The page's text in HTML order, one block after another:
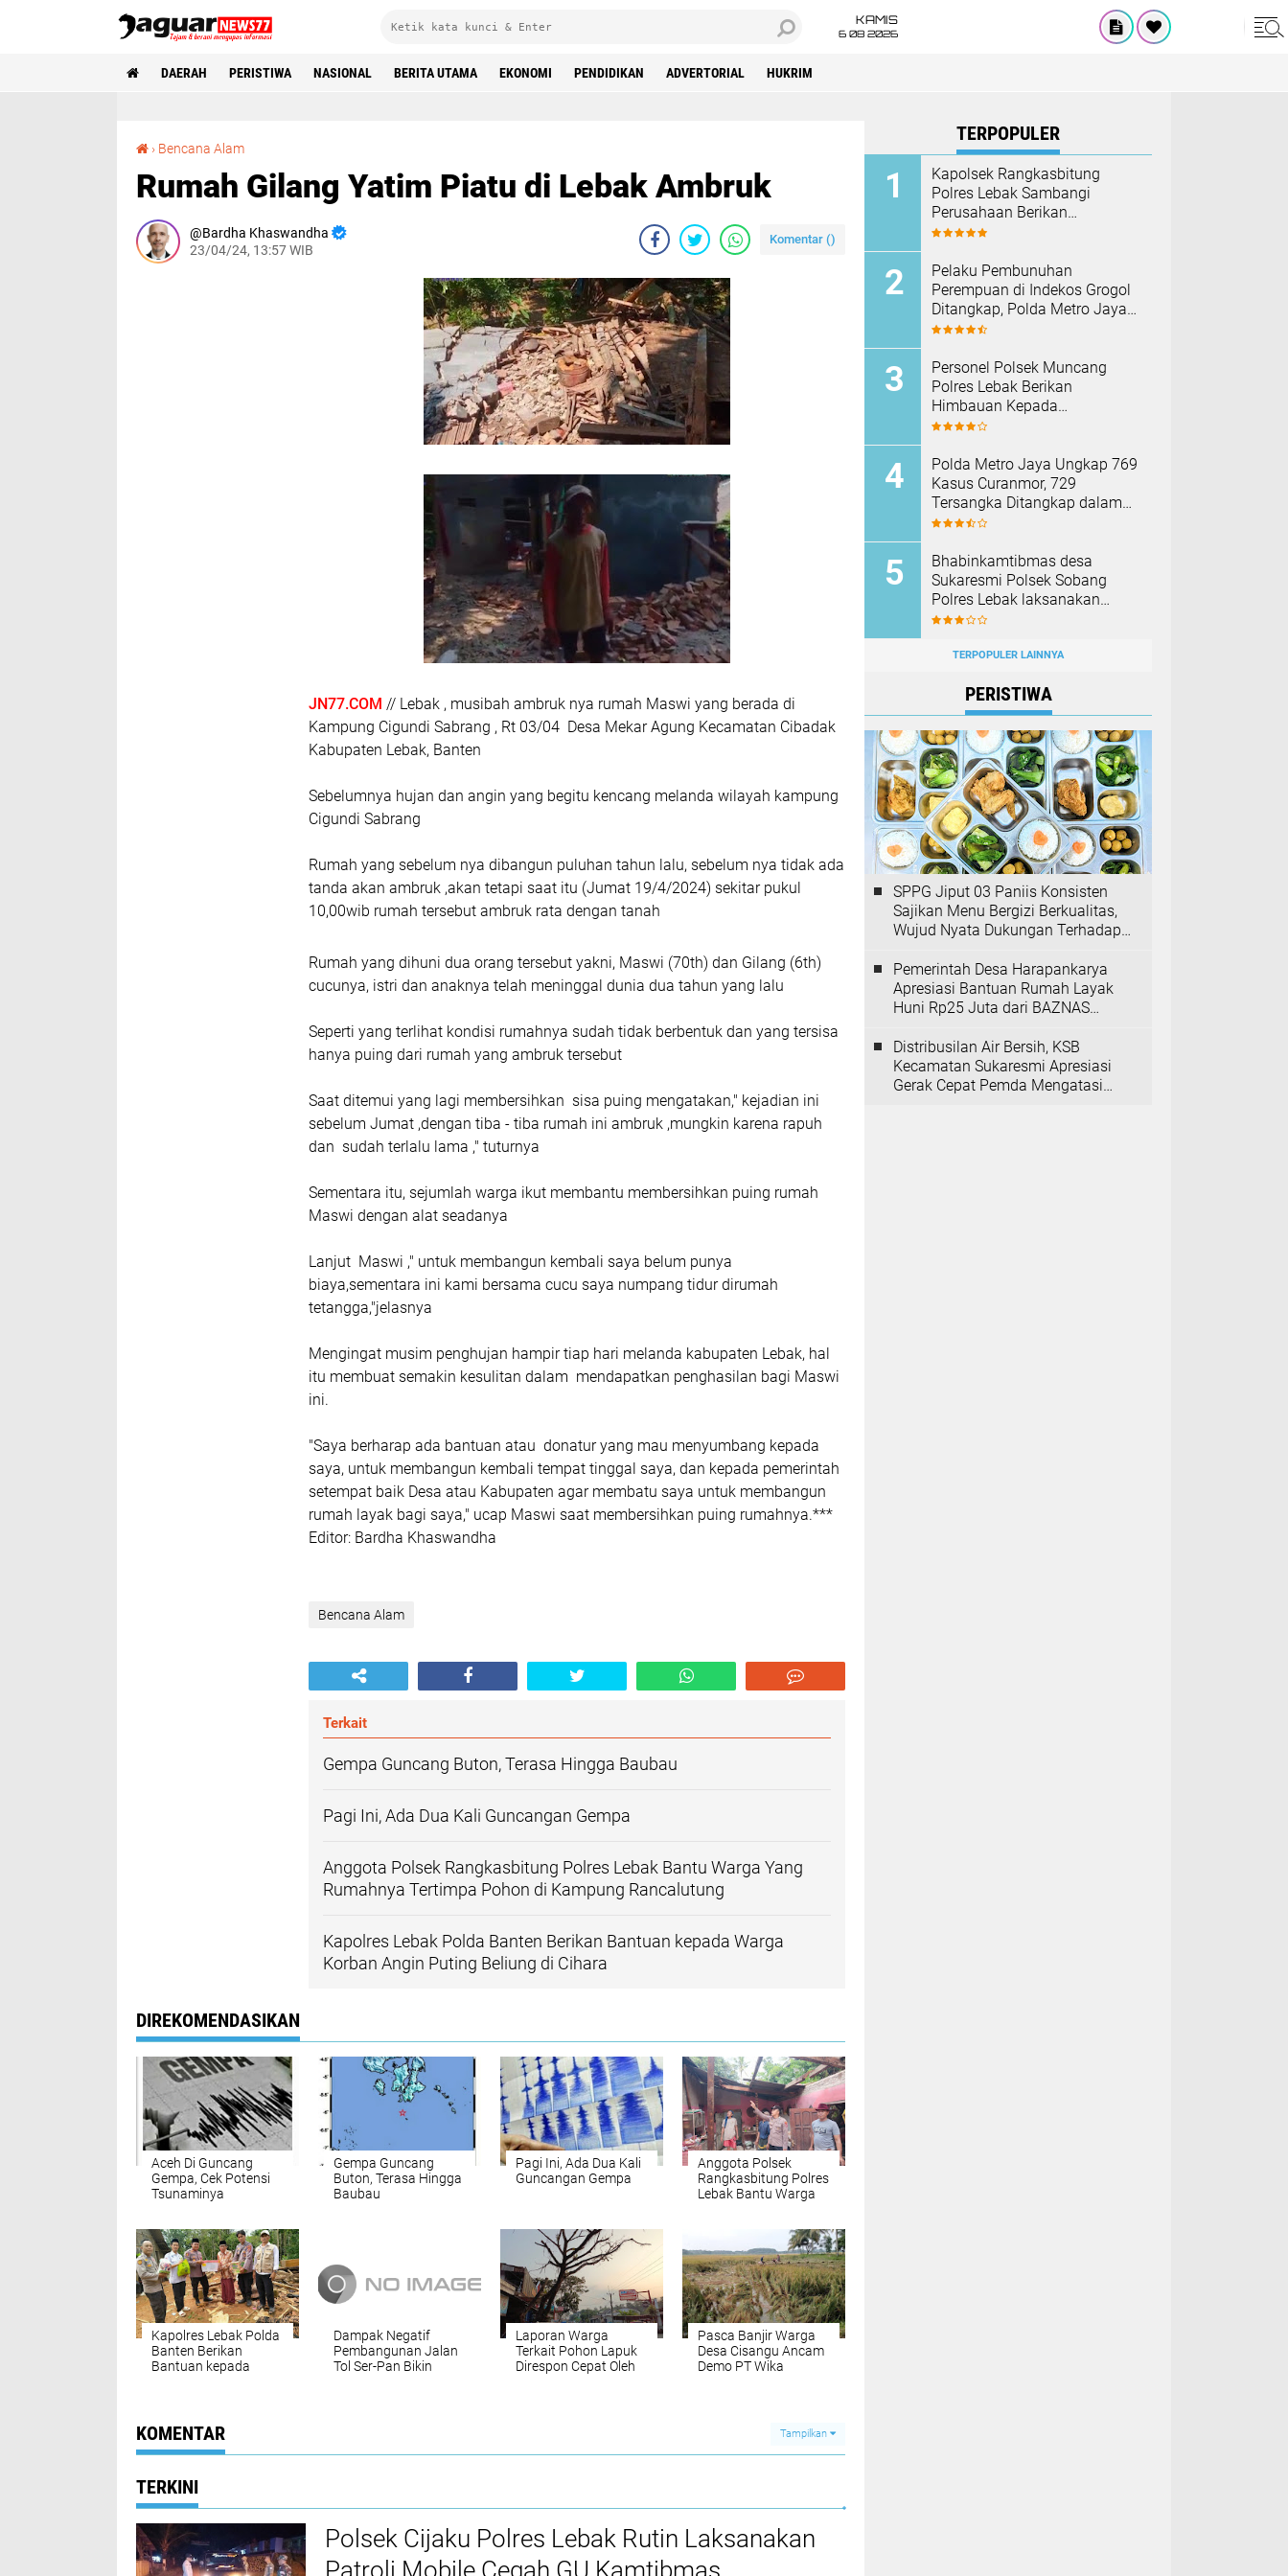
KAMIS
6 08 2026
DAERAH PERISTIWA NASIONAL BERITA UTAMA EKONOMI PENDIDIKAN ADVERTORIAL HUKRIM
› Bencana Alam
Rumah Gilang Yatim Piatu di Lebak Ambruk
Bardha Khaswandha
23/04/24, 13:57 WIB
Komentar ()
JN77.COM // Lebak , musibah ambruk nya rumah Maswi yang berada di
Kampung Cigundi Sabrang , Rt 03/04 Desa Mekar Agung Kecamatan Cibadak
Kabupaten Lebak, Banten
Sebelumnya hujan dan angin yang begitu kencang melanda wilayah kampung
Cigundi Sabrang
Rumah yang sebelum nya dibangun puluhan tahun lalu, sebelum nya tidak ada
tanda akan ambruk ,akan tetapi saat itu (Jumat 19/4/2024) sekitar pukul
10,00wib rumah tersebut ambruk rata dengan tanah
Rumah yang dihuni dua orang tersebut yakni, Maswi (70th) dan Gilang (6th)
cucunya, istri dan anaknya telah meninggal dunia dua tahun yang lalu
Seperti yang terlihat kondisi rumahnya sudah tidak berbentuk dan yang tersisa
hanya puing dari rumah yang ambruk tersebut
Saat ditemui yang lagi membersihkan sisa puing mengatakan," kejadian ini
sebelum Jumat ,dengan tiba - tiba rumah ini ambruk ,mungkin karena rapuh
dan sudah terlalu lama ," tuturnya
Sementara itu, sejumlah warga ikut membantu membersihkan puing rumah
Maswi dengan alat seadanya
Lanjut Maswi ," untuk membangun kembali saya belum punya
biaya,sementara ini kami bersama cucu saya numpang tidur dirumah
tetangga,"jelasnya
Mengingat musim penghujan hampir tiap hari melanda kabupaten Lebak, hal
itu membuat semakin kesulitan dalam mendapatkan penghasilan bagi Maswi
ini.
"Saya berharap ada bantuan atau donatur yang mau menyumbang kepada
saya, untuk membangun kembali tempat tinggal saya, dan kepada pemerintah
setempat baik Desa atau Kabupaten agar membatu saya untuk membangun
rumah layak bagi saya," ucap Maswi saat membersihkan puing rumahnya.***
Editor: Bardha Khaswandha
Bencana Alam
Terkait
Gempa Guncang Buton, Terasa Hingga Baubau
Pagi Ini, Ada Dua Kali Guncangan Gempa
Anggota Polsek Rangkasbitung Polres Lebak Bantu Warga Yang
Rumahnya Tertimpa Pohon di Kampung Rancalutung
Kapolres Lebak Polda Banten Berikan Bantuan kepada Warga
Korban Angin Puting Beliung di Cihara
DIREKOMENDASIKAN
Aceh Di Guncang
Gempa, Cek Potensi
Tsunaminya
Gempa Guncang
Buton, Terasa Hingga
Baubau
Pagi Ini, Ada Dua Kali
Guncangan Gempa
Anggota Polsek
Rangkasbitung Polres
Lebak Bantu Warga
Rancalutung
Kapolres Lebak Polda
Banten Berikan
Bantuan kepada
Dampak Negatif
Pembangunan Jalan
Tol Ser-Pan Bikin
Laporan Warga
Terkait Pohon Lapuk
Direspon Cepat Oleh
Pasca Banjir Warga
Desa Cisangu Ancam
Demo PT Wika
KOMENTAR Tampilkan
TERKINI
Polsek Cijaku Polres Lebak Rutin Laksanakan
Patroli Mobile Cegah GU Kamtibmas
TERPOPULER
Kapolsek Rangkasbitung
Polres Lebak Sambangi
Perusahaan Berikan
Himbauan Cegah Kebakaran
Pelaku Pembunuhan
Perempuan di Indekos Grogol
Ditangkap, Polda Metro Jaya
Sita Palu dan Sejumlah
Personel Polsek Muncang
Polres Lebak Berikan
Himbauan Kepada
Masyarakat Agar Tidak
Polda Metro Jaya Ungkap 769
Kasus Curanmor, 729
Tersangka Ditangkap dalam
Operasi Berantas Jaya 2026‎
Bhabinkamtibmas desa
Sukaresmi Polsek Sobang
Polres Lebak laksanakan
Sambang di Desa binaanya
TERPOPULER LAINNYA
PERISTIWA
SPPG Jiput 03 Paniis Konsisten
Sajikan Menu Bergizi Berkualitas,
Wujud Nyata Dukungan Terhadap
Pemerintah Desa Harapankarya
Apresiasi Bantuan Rumah Layak
Huni Rp25 Juta dari BAZNAS
Distribusilan Air Bersih, KSB
Kecamatan Sukaresmi Apresiasi
Gerak Cepat Pemda Mengatasi